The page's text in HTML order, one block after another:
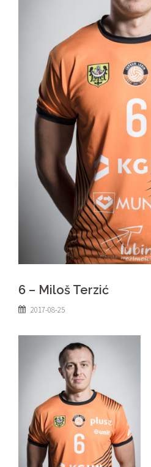
6 – Miloš Terzić
2017-08-25